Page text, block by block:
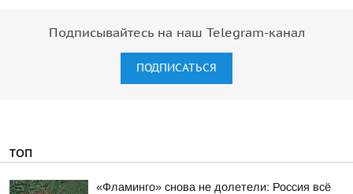
Подписывайтесь на наш Telegram-канал
ПОДПИСАТЬСЯ
ТОП
«Фламинго» снова не долетели: Россия всё